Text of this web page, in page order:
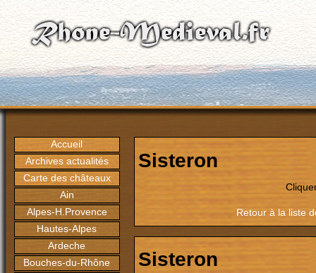
Accueil
Archives actualités
Carte des châteaux
Ain
Alpes-H.Provence
Hautes-Alpes
Ardeche
Bouches-du-Rhône
Sisteron
Retour à la liste
Sisteron